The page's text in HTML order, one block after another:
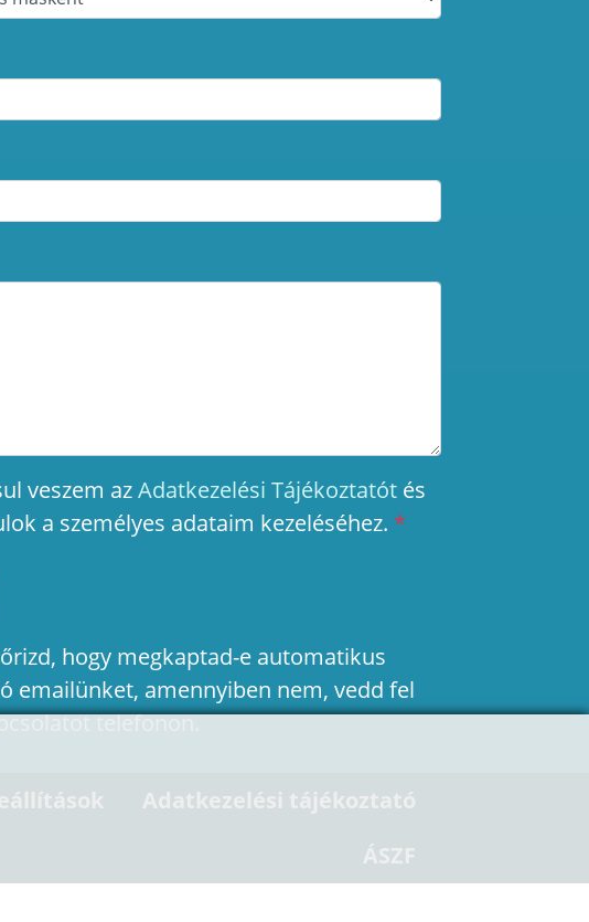
veszem azAdatkezelési Tájékoztatót és
a személyes adataim kezeléséhez. *
hogy megkaptad-e automatikus
emailünket, amennyiben nem, vedd fel
telefonon.
Adatkezelési tájékoztató
ÁSZF